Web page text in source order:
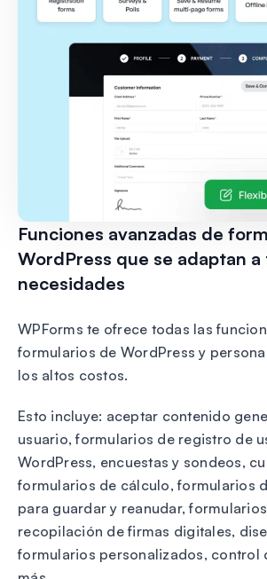
Funciones avanzadas de
WordPress que se adaptan a
necesidades
WPForms te ofrece todas las
formularios de WordPress y
los altos costos.
Esto incluye: aceptar contenido
usuario, formularios de registro de
WordPress, encuestas y sondeos,
formularios de cálculo, formularios
para guardar y reanudar,
recopilación de firmas digitales,
formularios personalizados, control